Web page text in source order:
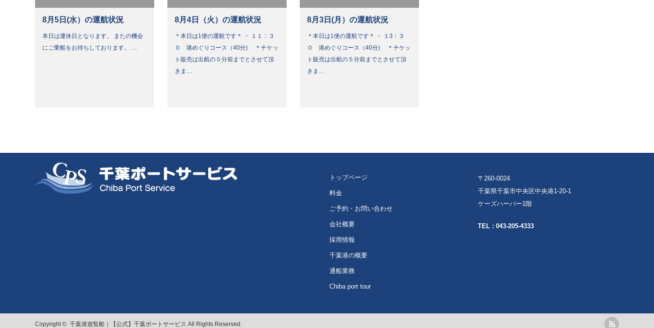
8月5日(水）の運航状況
本日は運休日となります。 またの機会
にご乗船をお待ちしております。 …
8月4日（火）の運航状況
＊本日は1便の運航です＊ ・ １１：３
０ 港めぐりコース（40分) ＊チケッ
ト販売は出航の５分前までとさせて頂
きま…
8月3日(月）の運航状況
＊本日は1便の運航です＊ ・ １3：３
０ 港めぐりコース（40分) ＊チケッ
ト販売は出航の５分前までとさせて頂
きま…
トップページ
料金
ご予約・お問い合わせ
会社概要
採用情報
千葉港の概要
通船業務
Chiba port tour
〒260-0024
千葉県千葉市中央区中央港1-20-1
ケーズハーバー1階
TEL : 043-205-4333
Copyright © 千葉港遊覧船｜【公式】千葉ポートサービス All Rights Reserved.